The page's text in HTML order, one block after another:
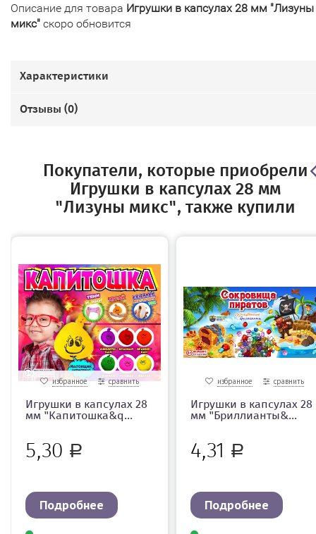
Описание для товара Игрушки в капсулах 28 мм "Лизуны
микс" скоро обновится
Характеристики
Отзывы (0)
Покупатели, которые приобрели
Игрушки в капсулах 28 мм
"Лизуны микс", также купили
избранное сравнить
Игрушки в капсулах 28
мм "Капитошка&q...
5,30 Р
Подробнее
избранное сравнить
Игрушки в капсулах 28
мм "Бриллианты&...
4,31 Р
Подробнее